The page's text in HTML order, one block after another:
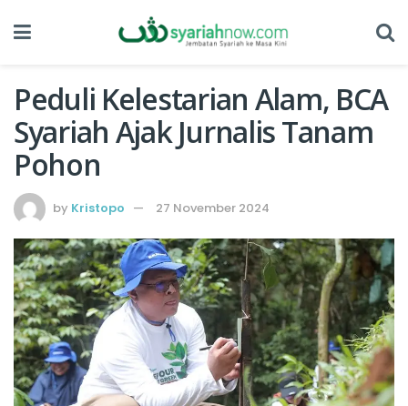
Peduli Kelestarian Alam, BCA
Syariah Ajak Jurnalis Tanam
Pohon
by Kristopo 27 November 2024